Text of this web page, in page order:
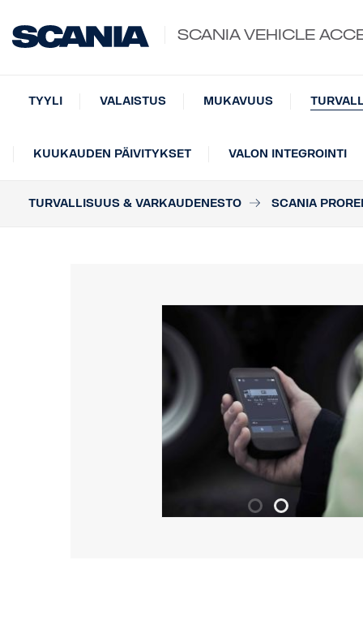
SCANIA VEHICLE
TYYLI VALAISTUS MUKAVUUS
KUUKAUDEN PÄIVITYKSET VALON INTEGROINTI
TURVALLISUUS & VARKAUDENESTO SCANIA